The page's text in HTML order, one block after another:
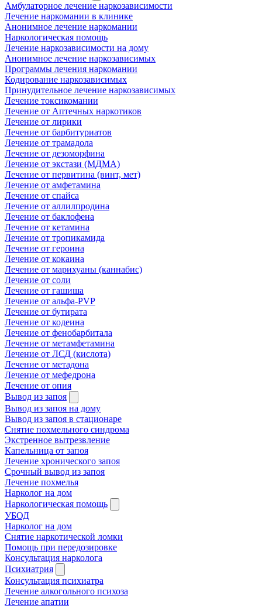
Амбулаторное лечение наркозависимости
Лечение наркомании в клинике
Анонимное лечение наркомании
Наркологическая помощь
Лечение наркозависимости на дому
Анонимное лечение наркозависимых
Программы лечения наркомании
Кодирование наркозависимых
Принудительное лечение наркозависимых
Лечение токсикомании
Лечение от Аптечных наркотиков
Лечение от лирики
Лечение от барбитуриатов
Лечение от трамадола
Лечение от дезоморфина
Лечение от экстази (МДМА)
Лечение от первитина (винт, мет)
Лечение от амфетамина
Лечение от спайса
Лечение от аллилпродина
Лечение от баклофена
Лечение от кетамина
Лечение от тропикамида
Лечение от героина
Лечение от кокаина
Лечение от марихуаны (каннабис)
Лечение от соли
Лечение от гашиша
Лечение от альфа-PVP
Лечение от бутирата
Лечение от кодеина
Лечение от фенобарбитала
Лечение от метамфетамина
Лечение от ЛСД (кислота)
Лечение от метадона
Лечение от мефедрона
Лечение от опия
Вывод из запоя
Вывод из запоя на дому
Вывод из запоя в стационаре
Снятие похмельного синдрома
Экстренное вытрезвление
Капельница от запоя
Лечение хронического запоя
Срочный вывод из запоя
Лечение похмелья
Нарколог на дом
Наркологическая помощь
УБОД
Нарколог на дом
Снятие наркотической ломки
Помощь при передозировке
Консультация нарколога
Психиатрия
Консультация психиатра
Лечение алкогольного психоза
Лечение апатии